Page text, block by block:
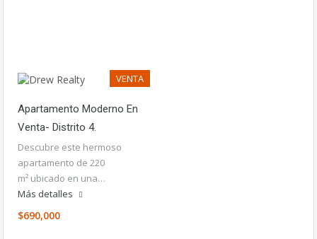
VENTA
Apartamento Moderno En
Venta- Distrito 4.
Descubre este hermoso
apartamento de 220
m² ubicado en una…
Más detalles
$690,000